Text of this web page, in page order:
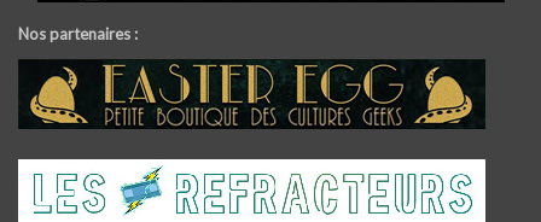
Nos partenaires :